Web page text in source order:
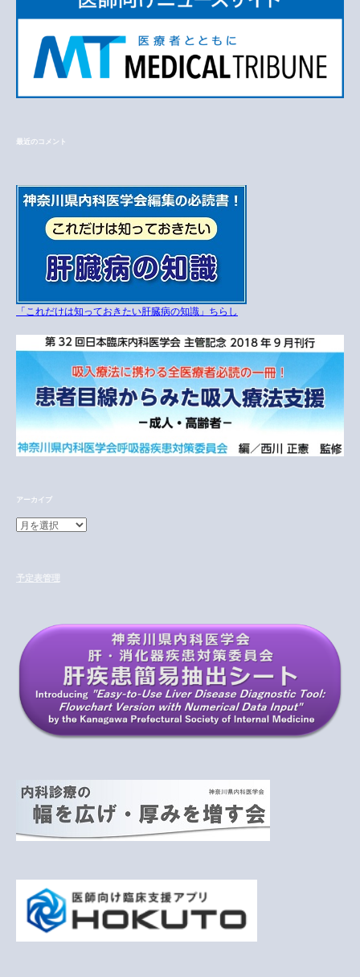
最近のコメント
「これだけは知っておきたい肝臓病の知識」ちらし
アーカイブ
ア
ブ
予定表管理